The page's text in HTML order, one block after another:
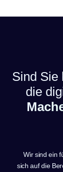
Sind Sie
die
Wir sind ein
sich auf die